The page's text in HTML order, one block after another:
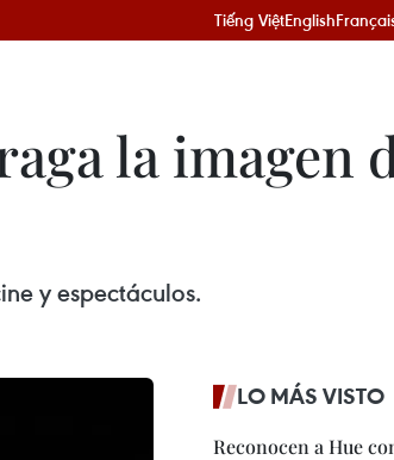
Tiếng ViệtEnglish
la imagen
y espectáculos.
LO MÁS VISTO
Reconocen a Hue